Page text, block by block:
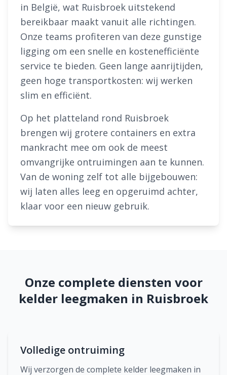
in België, wat Ruisbroek uitstekend
bereikbaar maakt vanuit alle richtingen.
Onze teams profiteren van deze gunstige
ligging om een snelle en kostenefficiënte
service te bieden. Geen lange aanrijtijden,
geen hoge transportkosten: wij werken
slim en efficiënt.
Op het platteland rond Ruisbroek
brengen wij grotere containers en extra
mankracht mee om ook de meest
omvangrijke ontruimingen aan te kunnen.
Van de woning zelf tot alle bijgebouwen:
wij laten alles leeg en opgeruimd achter,
klaar voor een nieuw gebruik.
Onze complete diensten voor
kelder leegmaken in Ruisbroek
Volledige ontruiming
Wij verzorgen de complete kelder leegmaken in